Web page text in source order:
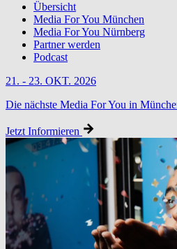
Übersicht
Media For You München
Media For You Nürnberg
Partner werden
Podcast
21. - 23. OKT. 2026
Die nächste Media For You in
Jetzt Informieren